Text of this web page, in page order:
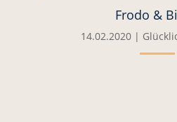
Frodo &
14.02.2020|